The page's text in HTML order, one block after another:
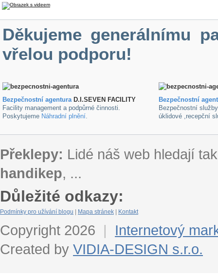
Děkujeme generálnímu
vřelou podporu!
Bezpečnostní agenturaD.I.SEVEN FACILITY
Facility management a podpůrné činnosti.
Poskytujeme Náhradní plnění.
Bezpečnostní
Bezpečnostní
úklidové ,recepční
Překlepy: Lidé náš web hledají
handikep, ...
Důležité odkazy:
Podmínky pro užívání blogu Mapa stránek Kontakt
Copyright 2026 |
Internetový
Created by VIDIA-DESIGN s.r.o.